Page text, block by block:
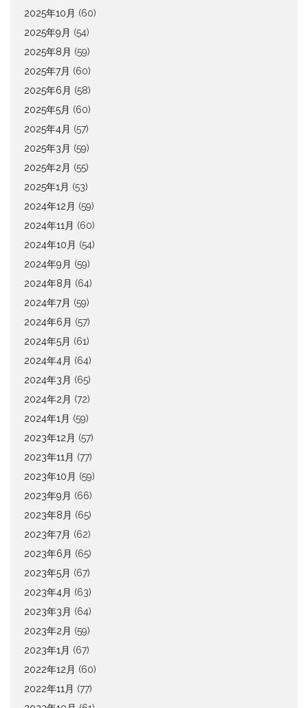
2025年10月 (60)
2025年9月 (54)
2025年8月 (59)
2025年7月 (60)
2025年6月 (58)
2025年5月 (60)
2025年4月 (57)
2025年3月 (59)
2025年2月 (55)
2025年1月 (53)
2024年12月 (59)
2024年11月 (60)
2024年10月 (54)
2024年9月 (59)
2024年8月 (64)
2024年7月 (59)
2024年6月 (57)
2024年5月 (61)
2024年4月 (64)
2024年3月 (65)
2024年2月 (72)
2024年1月 (59)
2023年12月 (57)
2023年11月 (77)
2023年10月 (59)
2023年9月 (66)
2023年8月 (65)
2023年7月 (62)
2023年6月 (65)
2023年5月 (67)
2023年4月 (63)
2023年3月 (64)
2023年2月 (59)
2023年1月 (67)
2022年12月 (60)
2022年11月 (77)